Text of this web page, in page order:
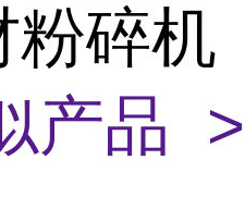
粉碎机
产品 >